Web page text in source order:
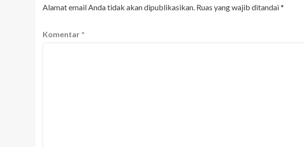
Alamat email Anda tidak akan dipublikasikan. Ruas yang wajib ditandai*
Komentar *